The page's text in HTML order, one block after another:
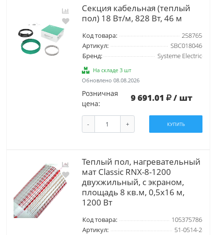
Секция кабельная (теплый
пол) 18 Вт/м, 828 Вт, 46 м
Код товара:
258765
Артикул:
SBC018046
Бренд:
Systeme Electric
На складе 3 шт
Обновлено 08.08.2026
Розничная
цена:
9 691.01 / шт
- + КУПИТЬ
Теплый пол, нагревательный
мат Classic RNX-8-1200
двухжильный, с экраном,
площадь 8 кв.м, 0,5х16 м,
1200 Вт
Код товара:
105375786
Артикул:
51-0514-2